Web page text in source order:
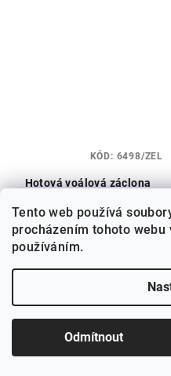
Tento web používá
procházením tohoto
používáním.
Odmítnout
Hotová voálová záclona
barvy
490 Kč
Skladem(4 ks)
je
z
5
Jednoduchá decentní
záclona, která udělá velkou
KÓD: 6498/ZEL